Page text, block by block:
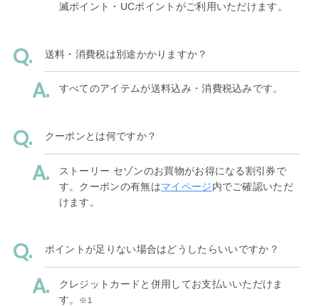
滅ポイント・UCポイントがご利用いただけます。
送料・消費税は別途かかりますか？
すべてのアイテムが送料込み・消費税込みです。
クーポンとは何ですか？
ストーリー セゾンのお買物がお得になる割引券で
す。クーポンの有無はマイページ内でご確認いただ
けます。
ポイントが足りない場合はどうしたらいいですか？
クレジットカードと併用してお支払いいただけま
す。
※1